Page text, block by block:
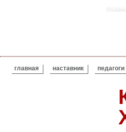
ВЫ ЗДЕСЬ
главная наставник педагоги